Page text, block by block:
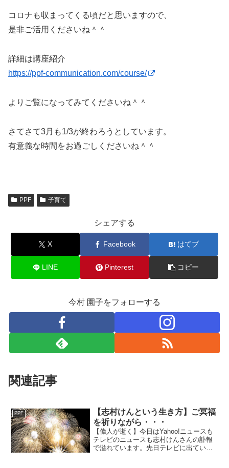
コロナも収まってくる頃だと思いますので、
是非ご活用くださいね＾＾
詳細は講座紹介
https://ppf-communication.com/course/
よりご覧になってみてくださいね＾＾
さてさて3月も1/3が終わろうとしています。
有意義な時間をお過ごしくださいね＾＾
PPF 子育て
シェアする
X Facebook はてブ
LINE Pinterest コピー
今村 園子をフォローする
関連記事
PPF
【志村けんという生き方】ご冥福
を祈りながら・・・
【偉人が逝く】今日はYahoo!ニュースも
テレビのニュースも志村けんさんの訃報
で溢れています。先日テレビに出ている